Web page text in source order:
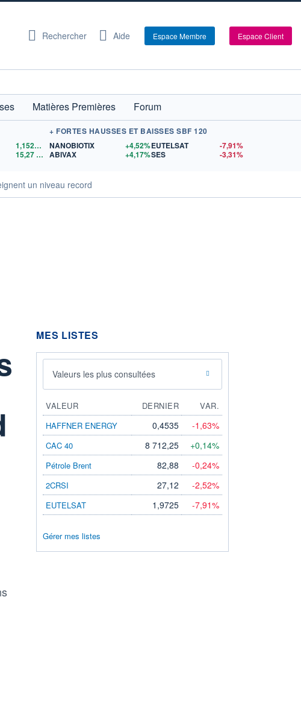
Rechercher Aide Espace Membre Espace Client
Matières Premières
Forum
1,1529$US
15,27$US
+ FORTES HAUSSES ET BAISSES SBF 120
NANOBIOTIX
+4,52%
ABIVAX
+4,17%
EUTELSAT
-7,91%
SES
-3,31%
un niveau record
MES LISTES
Valeurs les plus consultées
VALEUR DERNIER
VAR.
HAFFNER ENERGY
0,4535 -1,63%
CAC 40 8 712,25 +0,14%
Pétrole Brent 82,88 -0,24%
2CRSI 27,12 -2,52%
EUTELSAT 1,9725 -7,91%
Gérer mes listes